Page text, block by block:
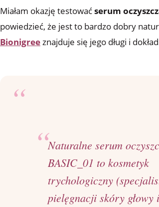
Miałam okazję testowaćserum
powiedzieć, że jest to bardzo dobry
Bionigree znajduje się jego długi i
Naturalne serum
BASIC_01 to kosmetyk
trychologiczny
pielęgnacji skóry głowy i